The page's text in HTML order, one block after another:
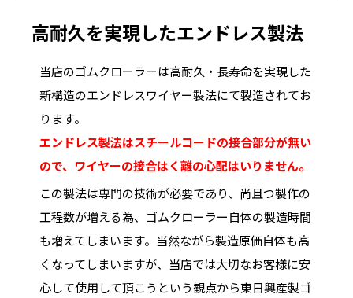
高耐久を実現したエンドレス製法
当店のゴムクローラーは高耐久・長寿命を実現した
新構造のエンドレスワイヤー製法にて製造されてお
ります。
エンドレス製法はスチールコードの接合部分が無い
ので、ワイヤーの接合はく離の心配はいりません。
この製法は専門の技術が必要であり、尚且つ製作の
工程数が増える為、ゴムクローラー自体の製造時間
も増えてしまいます。当然ながら製造原価自体も高
くなってしまいますが、当店では大切なお客様に安
心して使用して頂こうという観点から東日興産製ゴ